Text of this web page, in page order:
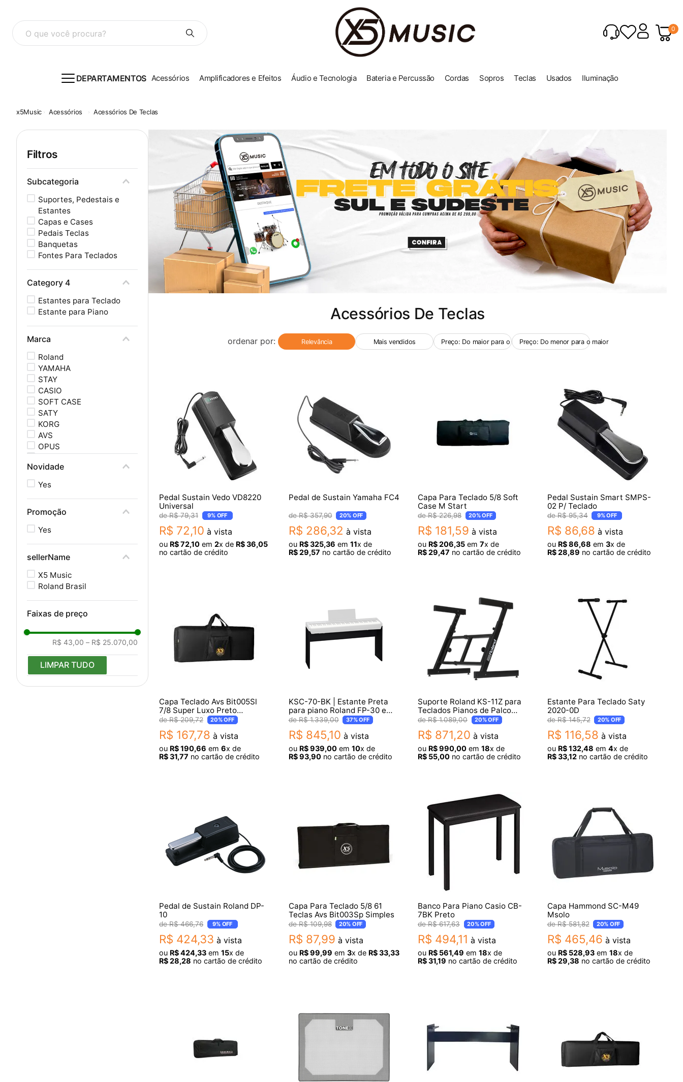
O que você procura? 0
DEPARTAMENTOS Acessórios Amplificadores e Efeitos Áudio e Tecnologia Bateria e Percussão Cordas Sopros Teclas Usados Iluminação
Acessórios Acessórios De Teclas
Filtros
Subcategoria
Suportes, Pedestais e
Estantes
Capas e Cases
Pedais Teclas
Banquetas
Fontes Para Teclados
Category 4
Estantes para Teclado
Estante para Piano
Marca
Roland
YAMAHA
STAY
CASIO
SOFT CASE
SATY
KORG
AVS
OPUS
GATOR
SMART
ON STAGE
STUDIOLOGIC
ROCK IN
KGB
TITANIUM
STAGG
MYTSUWA
KONECT
DEXIBELL
CUSTOM
WILLIAMS
VOX
VISÃO
VEDO
Novidade
Yes
Promoção
Yes
sellerName
X5 Music
Roland Brasil
Faixas de preço
R$ 43,00 – R$ 25.070,00
LIMPAR TUDO
Acessórios De Teclas
ordenar por: Relevância Mais vendidos Preço: Do maior para o menorPreço: Do menor para o maior
Pedal Sustain Vedo VD8220
Universal
R$ 79,31 9%OFF
R$ 72,10 à vista
ou R$72,10 em 2x de R$36,05
no cartão de crédito
Pedal de Sustain Yamaha FC4
R$ 357,90 20% OFF
R$ 286,32 à vista
ou R$ 325,36 em 11x de
R$ 29,57 no cartão de crédito
Capa Para Teclado 5/8 Soft
Case M Start
R$ 226,98 20%OFF
R$ 181,59 à vista
ou R$206,35 em 7x de
R$29,47 no cartão de crédito
Pedal Sustain Smart SMPS-
02 P/ Teclado
R$ 95,34 9%OFF
R$ 86,68 à vista
ou R$ 86,68 em 3x de
R$ 28,89 no cartão de crédito
Capa Teclado Avs Bit005Sl
7/8 Super Luxo Preto
(140X40X15)
R$ 209,72 20%OFF
R$ 167,78 à vista
ou R$190,66 em 6x de
R$31,77 no cartão de crédito
KSC-70-BK | Estante Preta
para piano Roland FP-30 e
FP-30X
R$ 1.339,00 37%OFF
R$ 845,10 à vista
ou R$ 939,00em 10x de
R$ 93,90no cartão de crédito
Suporte Roland KS-11Z para
Teclados Pianos de Palco
Showroom
R$ 1.089,00 20%OFF
R$ 871,20 à vista
ou R$990,00 em 18x de
R$ 55,00 no cartão de crédito
Estante Para Teclado Saty
2020-0D
R$ 145,72 20% OFF
R$ 116,58 à vista
ou R$ 132,48 em 4x de
R$ 33,12no cartão de crédito
Pedal de Sustain Roland DP-
10
R$ 466,76 9%OFF
R$ 424,33 à vista
ou R$424,33 em 15x de
R$28,28 no cartão de crédito
Capa Para Teclado 5/8 61
Teclas Avs Bit003Sp Simples
R$ 109,98 20% OFF
R$ 87,99 à vista
ou R$ 99,99 em 3x de R$ 33,33
no cartão de crédito
Banco Para Piano Casio CB-
7BK Preto
R$ 617,63 20%OFF
R$ 494,11 à vista
ou R$ 561,49 em 18x de
R$31,19 no cartão de crédito
Capa Hammond SC-M49
Msolo
R$ 581,82 20% OFF
R$ 465,46 à vista
ou R$ 528,93em 18x de
R$ 29,38 no cartão de crédito